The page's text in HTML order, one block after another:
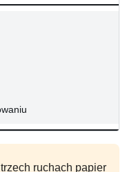
ruchach papier